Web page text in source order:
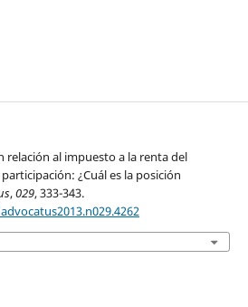
al impuesto a la renta del
¿Cuál es la posición
,029, 333-343.